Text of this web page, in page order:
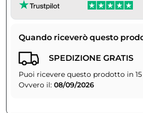
Quando riceverò questo
SPEDIZIONE GRATIS
Puoi ricevere questo prodotto in
Ovvero il: 08/09/2026